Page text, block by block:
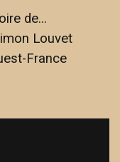
de...
Louvet
France